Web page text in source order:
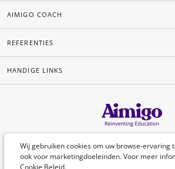
Wij gebruiken cookies om uw browse-ervaring
ook voor marketingdoeleinden. Voor meer
Cookie Beleid.
AIMIGO COACH
REFERENTIES
HANDIGE LINKS
Nederlands